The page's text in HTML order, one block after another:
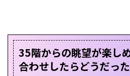
35階からの眺望が楽し
合わせしたらどうだっ